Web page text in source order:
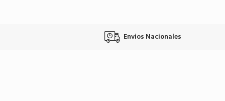
Envios Nacionales